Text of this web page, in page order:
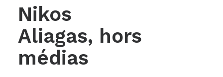
Nikos
Aliagas, hors
médias